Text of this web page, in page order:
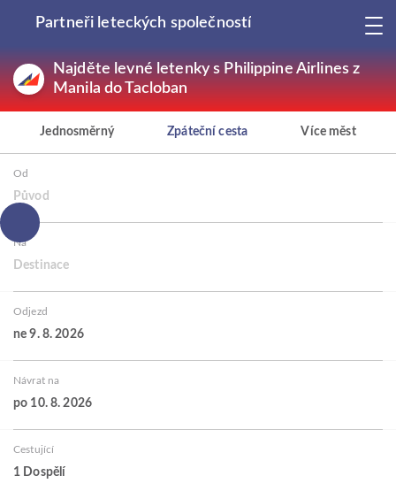
Partneři leteckých společností
Najděte levné letenky s Philippine Airlines z
Manila do Tacloban
Jednosměrný Zpáteční cesta Více měst
Od
Původ
Na
Destinace
Odjezd
ne 9. 8. 2026
Návrat na
po 10. 8. 2026
Cestující
1 Dospělí